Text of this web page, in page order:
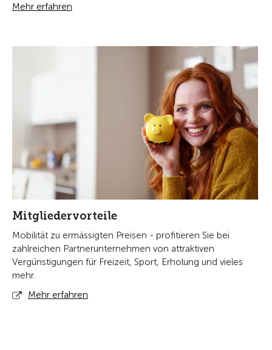
Mehr erfahren
Mitgliedervorteile
Mobilität zu ermässigten Preisen - profitieren Sie bei
zahlreichen Partnerunternehmen von attraktiven
Vergünstigungen für Freizeit, Sport, Erholung und vieles
mehr.
Mehr erfahren